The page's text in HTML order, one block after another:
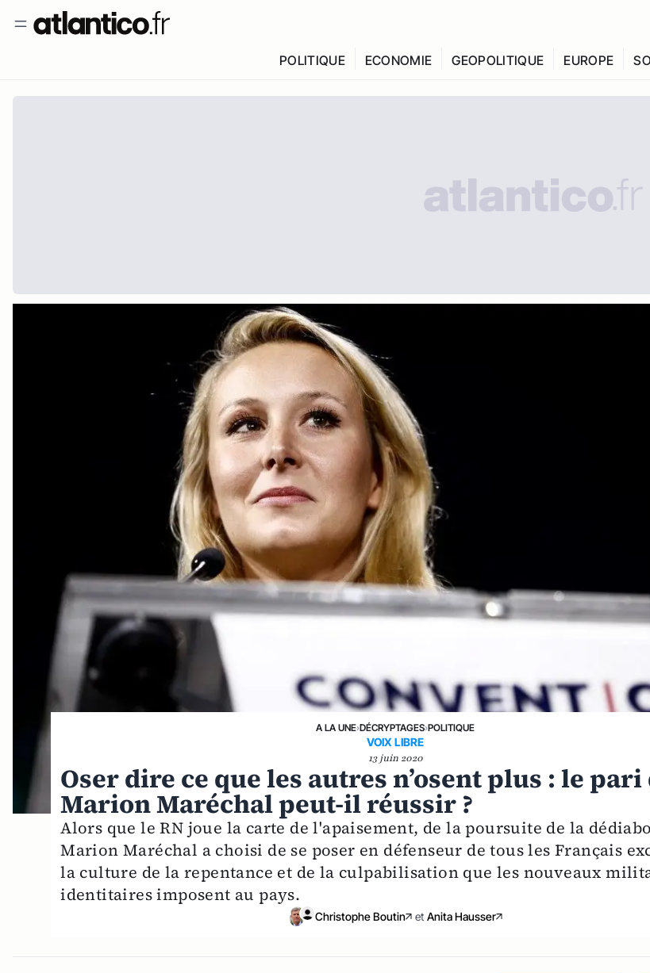
POLITIQUE ECONOMIE GEOPOLITIQUE EUROPE
A LA UNE›DÉCRYPTAGES›POLITIQUE
VOIX LIBRE
13 juin 2020
Oser dire ce que les autres n’osent plus : le pari
Marion Maréchal peut-il réussir ?
Alors que le RN joue la carte de l'apaisement, de la poursuite de la
Marion Maréchal a choisi de se poser en défenseur de tous les Français
la culture de la repentance et de la culpabilisation que les nouveaux
identitaires imposent au pays.
Christophe Boutin et Anita Hausser